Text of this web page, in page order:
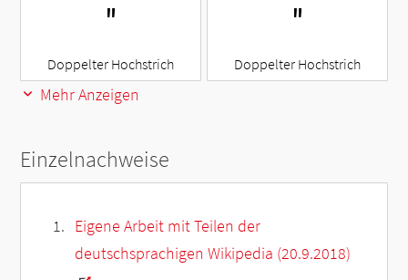
″
Doppelter Hochstrich
″
Doppelter Hochstrich
Mehr Anzeigen
Einzelnachweise
Eigene Arbeit mit Teilen der
deutschsprachigen Wikipedia (20.9.2018)